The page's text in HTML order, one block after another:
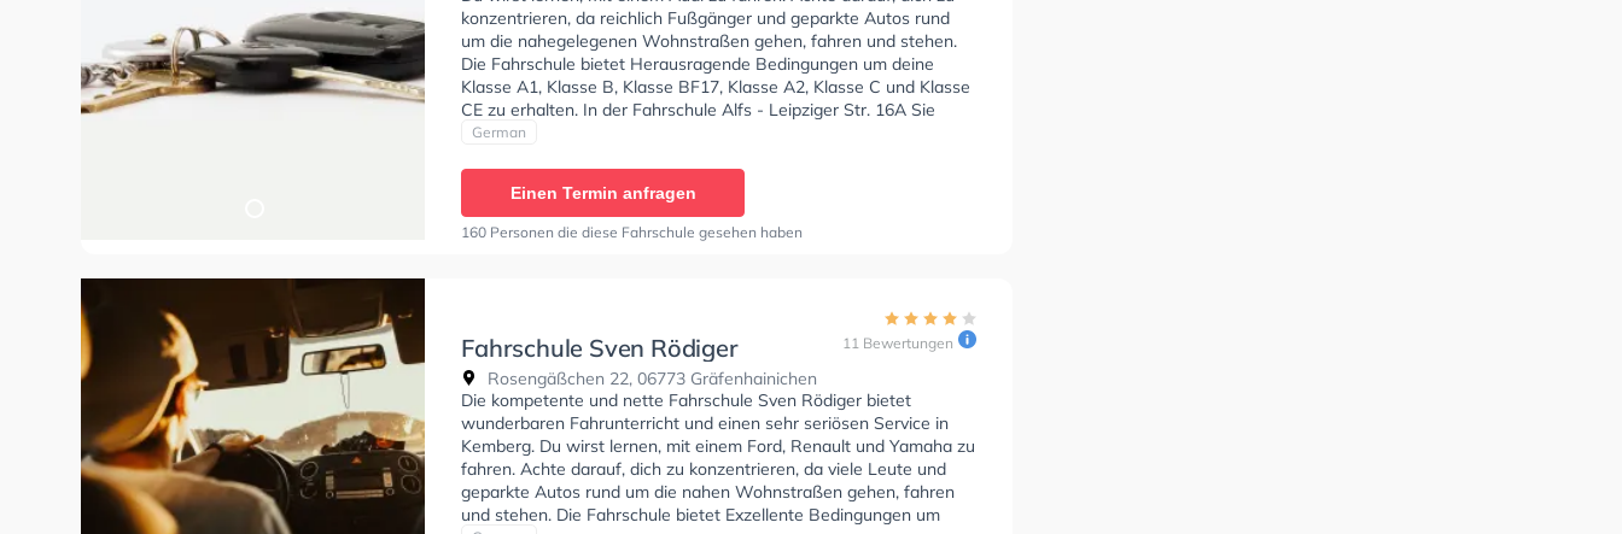
konzentrieren, da reichlich Fußgänger und geparkte Autos rund
um die nahegelegenen Wohnstraßen gehen, fahren und stehen.
Die Fahrschule bietet Herausragende Bedingungen um deine
Klasse A1, Klasse B, Klasse BF17, Klasse A2, Klasse C und Klasse
CE zu erhalten. In der Fahrschule Alfs - Leipziger Str. 16A Sie
können einen Termin online anfragen.
German
Einen Termin anfragen
160 Personen die diese Fahrschule gesehen haben
Fahrschule Sven Rödiger
Rosengäßchen 22, 06773 Gräfenhainichen
11 Bewertungen
Die kompetente und nette Fahrschule Sven Rödiger bietet
wunderbaren Fahrunterricht und einen sehr seriösen Service in
Kemberg. Du wirst lernen, mit einem Ford, Renault und Yamaha zu
fahren. Achte darauf, dich zu konzentrieren, da viele Leute und
geparkte Autos rund um die nahen Wohnstraßen gehen, fahren
und stehen. Die Fahrschule bietet Exzellente Bedingungen um